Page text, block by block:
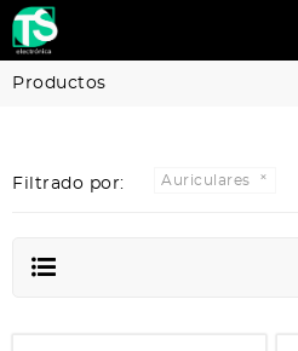
Productos
Filtrado por: Auriculares